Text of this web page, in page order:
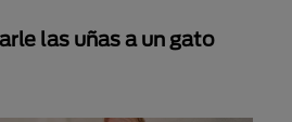
las uñas a un gato